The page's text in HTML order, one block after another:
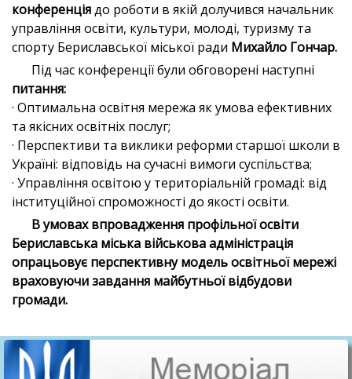
конференціядо роботи в якій долучився начальник
управління освіти, культури, молоді, туризму та
спорту Бериславської міської ради Михайло Гончар.
Під час конференції були обговорені наступні
питання:
· Оптимальна освітня мережа як умова ефективних
та якісних освітніх послуг;
· Перспективи та виклики реформи старшої школи в
Україні: відповідь на сучасні вимоги суспільства;
· Управління освітою у територіальній громаді: від
інституційної спроможності до якості освіти.
В умовах впровадження профільної освіти
Бериславська міська військова адміністрація
опрацьовує перспективну модель освітньої мережі
враховуючи завдання майбутньої відбудови
громади.